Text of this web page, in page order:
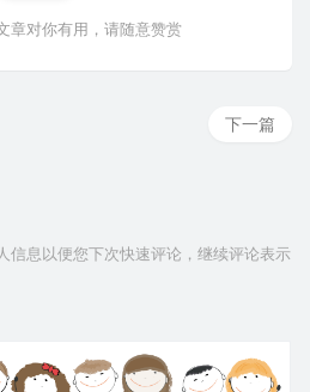
章对你有用，请随意赞赏
下一篇
信息以便您下次快速评论，继续评论表示